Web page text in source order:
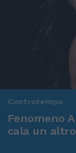
Controtempo
Fenomeno
cala un